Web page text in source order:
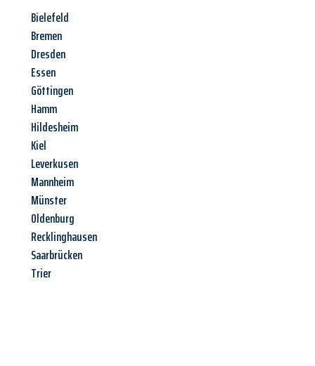
Bielefeld
Bremen
Dresden
Essen
Göttingen
Hamm
Hildesheim
Kiel
Leverkusen
Mannheim
Münster
Oldenburg
Recklinghausen
Saarbrücken
Trier